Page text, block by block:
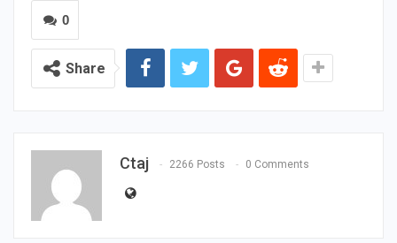
0
Share
Ctaj 2266 Posts 0 Comments